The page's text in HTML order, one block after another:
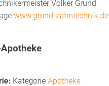
Volker Grund
www.grund-zahntechnik.de
Kategorie Apotheke